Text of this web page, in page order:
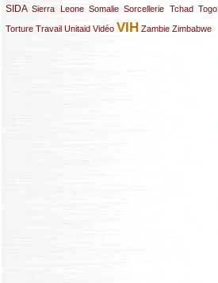
SIDA
(29/289)Sierra Leone
(13/289) Somalie
(12/289) Sorcellerie
(19/289) Tchad
(10/289) Togo
(15/289)
Torture
(17/289)Travail
(21/289) Unitaid
(26/289) Vidéo
(23/289) VIH
(154/289) Zambie
(12/289) Zimbabwe
(21/289)